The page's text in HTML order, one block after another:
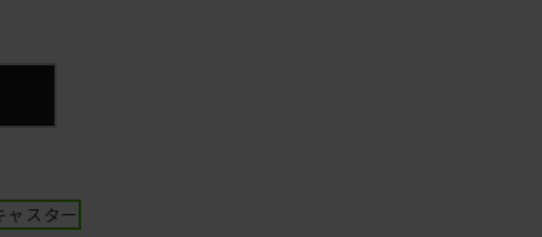
ャスター